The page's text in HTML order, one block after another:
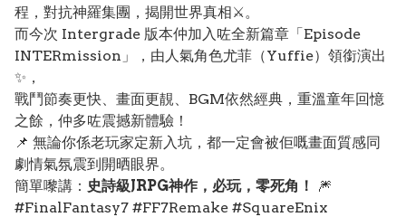
程，對抗神羅集團，揭開世界真相⚔️。
而今次 Intergrade 版本仲加入咗全新篇章「Episode
INTERmission」，由人氣角色尤菲（Yuffie）領銜演出
✨，
戰鬥節奏更快、畫面更靚、BGM依然經典，重溫童年回憶
之餘，仲多咗震撼新體驗！
📌 無論你係老玩家定新入坑，都一定會被佢嘅畫面質感同
劇情氣氛震到開晒眼界。
簡單嚟講： 史詩級JRPG神作，必玩，零死角！
🎆
#FinalFantasy7 #FF7Remake #SquareEnix